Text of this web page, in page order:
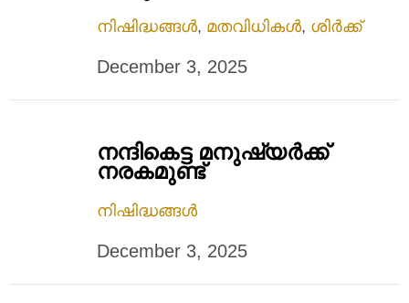
നിഷിദ്ധങ്ങൾ, മതവിധികൾ, ശിർക്ക്
December 3, 2025
നന്ദികെട്ട മനുഷ്യര്‍ക്ക്
നരകമുണ്ട്
നിഷിദ്ധങ്ങൾ
December 3, 2025